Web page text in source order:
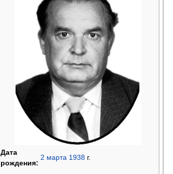
Дата
рождения:
2 марта 1938 г.